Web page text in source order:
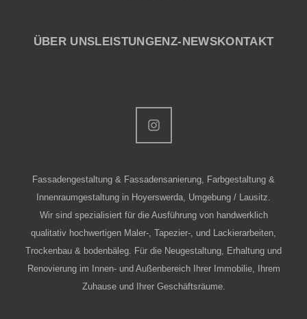
ÜBER UNSLEISTUNGEN Z-NEWSKONTAKT
Fassadengestaltung & Fassadensanierung, Farbgestaltung &
Innenraumgestaltung in Hoyerswerda, Umgebung / Lausitz.
Wir sind spezialisiert für die Ausführung von handwerklich
qualitativ hochwertigen Maler-, Tapezier-, und Lackierarbeiten,
Trockenbau & bodenbäleg. Für die Neugestaltung, Erhaltung und
Renovierung im Innen- und Außenbereich Ihrer Immobilie, Ihrem
Zuhause und Ihrer Geschäftsräume.